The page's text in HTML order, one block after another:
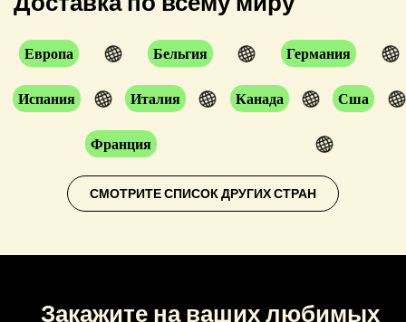
Европа Бельгия Германия
Испания Италия Канада Сша
Франция
СМОТРИТЕ СПИСОК ДРУГИХ СТРАН
Закажите на ваших любимых